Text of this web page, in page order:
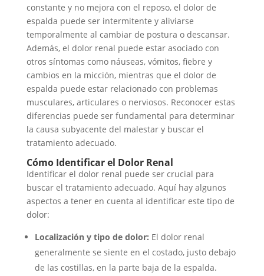
constante y no mejora con el reposo, el dolor de
espalda puede ser intermitente y aliviarse
temporalmente al cambiar de postura o descansar.
Además, el dolor renal puede estar asociado con
otros síntomas como náuseas, vómitos, fiebre y
cambios en la micción, mientras que el dolor de
espalda puede estar relacionado con problemas
musculares, articulares o nerviosos. Reconocer estas
diferencias puede ser fundamental para determinar
la causa subyacente del malestar y buscar el
tratamiento adecuado.
Cómo Identificar el Dolor Renal
Identificar el dolor renal puede ser crucial para
buscar el tratamiento adecuado. Aquí hay algunos
aspectos a tener en cuenta al identificar este tipo de
dolor:
Localización y tipo de dolor: El dolor renal
generalmente se siente en el costado, justo debajo
de las costillas, en la parte baja de la espalda.